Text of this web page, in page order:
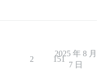
2 151
2025 年 8 月
7 日